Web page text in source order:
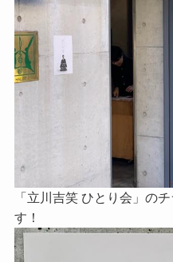
「立川吉笑 ひとり会」の
す！